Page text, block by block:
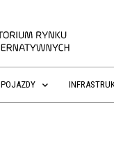
POJAZDY